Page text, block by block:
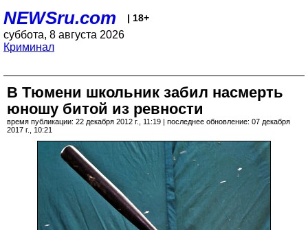
NEWSru.com | 18+
суббота, 8 августа 2026
Криминал
В Тюмени школьник забил насмерть
юношу битой из ревности
время публикации: 22 декабря 2012 г., 11:19 | последнее обновление: 07 декабря
2017 г., 10:21